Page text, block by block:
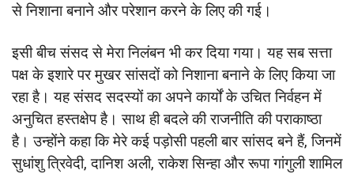
से निशाना बनाने और परेशान करने के लिए की गई।
इसी बीच संसद से मेरा निलंबन भी कर दिया गया। यह सब सत्ता
पक्ष के इशारे पर मुखर सांसदों को निशाना बनाने के लिए किया जा
रहा है। यह संसद सदस्यों का अपने कार्यों के उचित निर्वहन में
अनुचित हस्तक्षेप है। साथ ही बदले की राजनीति की पराकाष्ठा
है। उन्होंने कहा कि मेरे कई पड़ोसी पहली बार सांसद बने हैं, जिनमें
सुधांशु त्रिवेदी, दानिश अली, राकेश सिन्हा और रूपा गांगुली शामिल